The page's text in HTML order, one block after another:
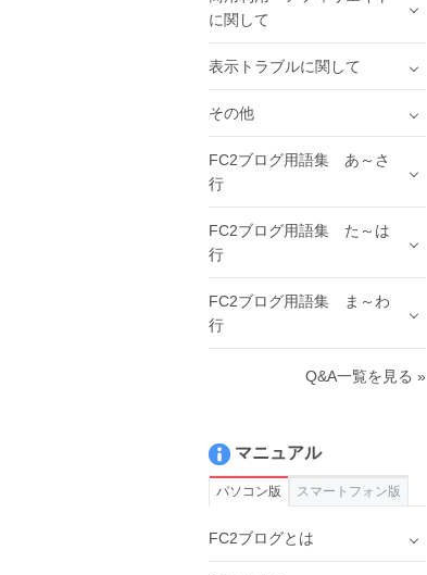
に関して
表示トラブルに関して
その他
FC2ブログ用語集 あ～さ
行
FC2ブログ用語集 た～は
行
FC2ブログ用語集 ま～わ
行
Q&A一覧を見る »
マニュアル
パソコン版 スマートフォン版
FC2ブログとは